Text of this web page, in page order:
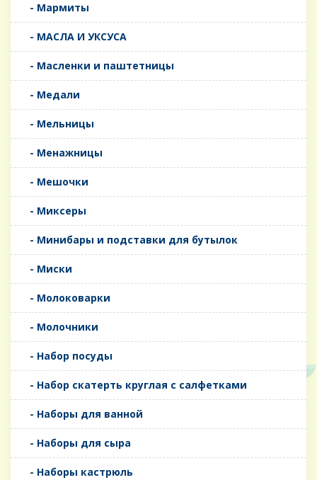
- Мармиты
- МАСЛА И УКСУСА
- Масленки и паштетницы
- Медали
- Мельницы
- Менажницы
- Мешочки
- Миксеры
- Минибары и подставки для бутылок
- Миски
- Молоковарки
- Молочники
- Набор посуды
- Набор скатерть круглая с салфетками
- Наборы для ванной
- Наборы для сыра
- Наборы кастрюль